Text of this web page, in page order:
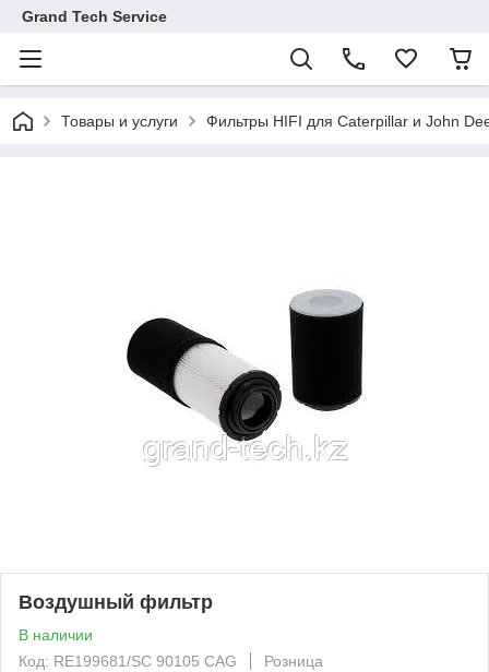
Grand Tech Service
Товары и услуги Фильтры HIFI для Caterpillar и John
Воздушный фильтр
В наличии
Код: RE199681/SC 90105 CAG
Розница